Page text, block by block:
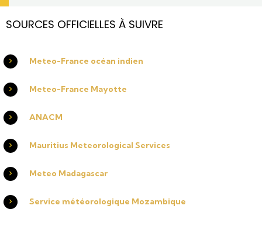
SOURCES OFFICIELLES À SUIVRE
Meteo-France océan indien
Meteo-France Mayotte
ANACM
Mauritius Meteorological Services
Meteo Madagascar
Service météorologique Mozambique